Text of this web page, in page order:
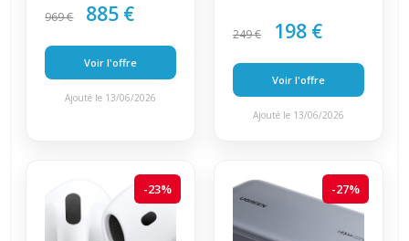
969 € 885 €
Voir l'offre
Ajouté le 13/06/2026
249 € 198 €
Voir l'offre
Ajouté le 13/06/2026
-23% -27%